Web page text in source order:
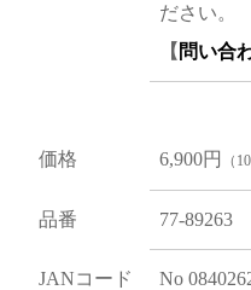
ださい。
【 問い合
価格 6,900円 （
品番 77-89263
JANコード No